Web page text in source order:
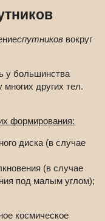
спутников вокруг
у большинства
других тел.
формирования:
диска (в случае
(в случае
под малым углом);
космическое